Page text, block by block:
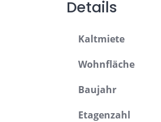
Details
Kaltmiete
Wohnfläche
Baujahr
Etagenzahl